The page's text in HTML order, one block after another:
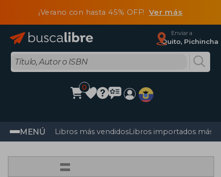
¡Verano con hasta 45% OFF! Ver más
Enviar a
Quito, Pichincha
0
MENÚ Libros más vendidosLibros importados más
=